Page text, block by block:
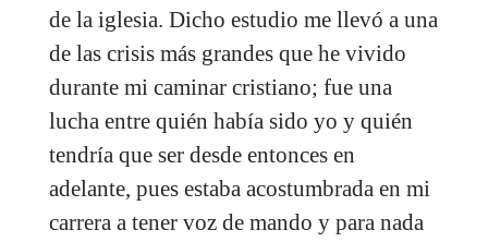
de la iglesia. Dicho estudio me llevó a una
de las crisis más grandes que he vivido
durante mi caminar cristiano; fue una
lucha entre quién había sido yo y quién
tendría que ser desde entonces en
adelante, pues estaba acostumbrada en mi
carrera a tener voz de mando y para nada